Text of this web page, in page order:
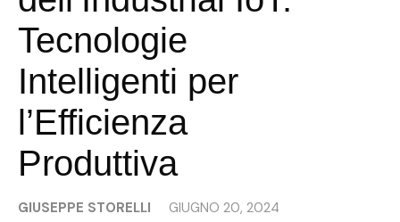
Tecnologie
Intelligenti per
l’Efficienza
Produttiva
GIUSEPPE STORELLI GIUGNO 20, 2024